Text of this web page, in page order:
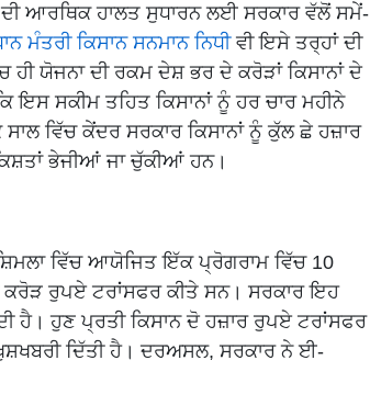
ਦੀ ਆਰਥਿਕ ਹਾਲਤ ਸੁਧਾਰਨ ਲਈ ਸਰਕਾਰ ਵੱਲੋਂ ਸਮੇਂ-
ਮੰਤਰੀ ਕਿਸਾਨ ਸਨਮਾਨ ਨਿਧੀਵੀ ਇਸੇ ਤਰ੍ਹਾਂ ਦੀ
ਯੋਜਨਾ ਦੀ ਰਕਮ ਦੇਸ਼ ਭਰ ਦੇ ਕਰੋੜਾਂ ਕਿਸਾਨਾਂ ਦੇ
ਸਕੀਮ ਤਹਿਤ ਕਿਸਾਨਾਂ ਨੂੰ ਹਰ ਚਾਰ ਮਹੀਨੇ
ਵਿੱਚ ਕੇਂਦਰ ਸਰਕਾਰ ਕਿਸਾਨਾਂ ਨੂੰ ਕੁੱਲ ਛੇ ਹਜ਼ਾਰ
ਭੇਜੀਆਂ ਜਾ ਚੁੱਕੀਆਂ ਹਨ।
ਵਿੱਚ ਆਯੋਜਿਤ ਇੱਕ ਪ੍ਰੋਗਰਾਮ ਵਿੱਚ 10
ਕਰੋੜ ਰੁਪਏ ਟਰਾਂਸਫਰ ਕੀਤੇ ਸਨ। ਸਰਕਾਰ ਇਹ
ਹੈ। ਹੁਣ ਪ੍ਰਤੀ ਕਿਸਾਨ ਦੋ ਹਜ਼ਾਰ ਰੁਪਏ ਟਰਾਂਸਫਰ
ਦਿੱਤੀ ਹੈ। ਦਰਅਸਲ, ਸਰਕਾਰ ਨੇ ਈ-